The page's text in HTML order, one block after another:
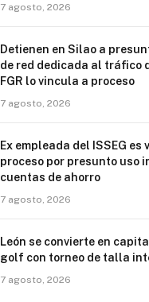
7 agosto, 2026
Detienen en Silao a
de red dedicada al tráfico
FGR lo vincula a proceso
7 agosto, 2026
Ex empleada del ISSEG es
proceso por presunto uso
cuentas de ahorro
7 agosto, 2026
León se convierte en
golf con torneo de talla
7 agosto, 2026